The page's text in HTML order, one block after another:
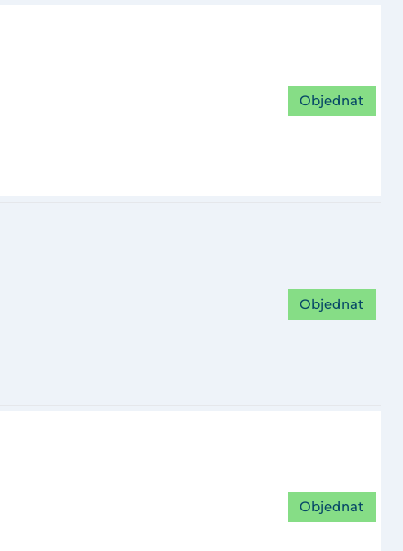
Objednat
Objednat
Objednat